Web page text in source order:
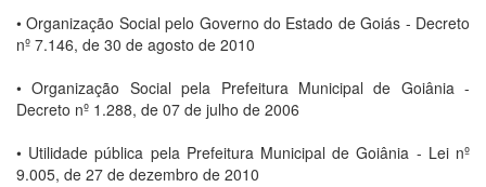
• Organização Social pelo Governo do Estado de Goiás - Decreto
nº 7.146, de 30 de agosto de 2010
• Organização Social pela Prefeitura Municipal de Goiânia -
Decreto nº 1.288, de 07 de julho de 2006
• Utilidade pública pela Prefeitura Municipal de Goiânia - Lei nº
9.005, de 27 de dezembro de 2010